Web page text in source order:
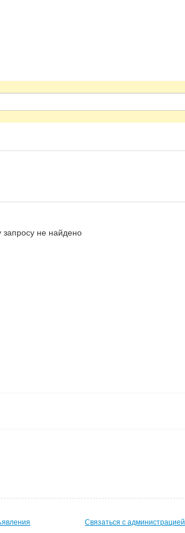
не найдено
Связаться с администрацией